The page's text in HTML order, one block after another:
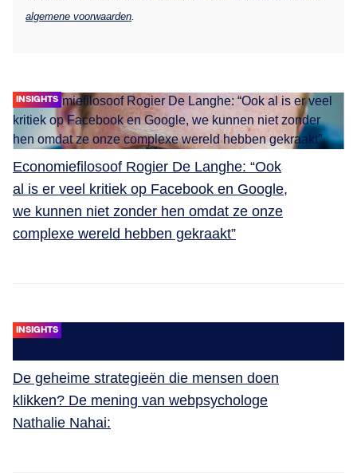
algemene voorwaarden
INSIGHTS
Economiefilosoof Rogier De Langhe: “Ook
al is er veel kritiek op Facebook en Google,
we kunnen niet zonder hen omdat ze onze
complexe wereld hebben gekraakt”
INSIGHTS
De geheime strategieën die mensen doen
klikken? De mening van webpsychologe
Nathalie Nahai: